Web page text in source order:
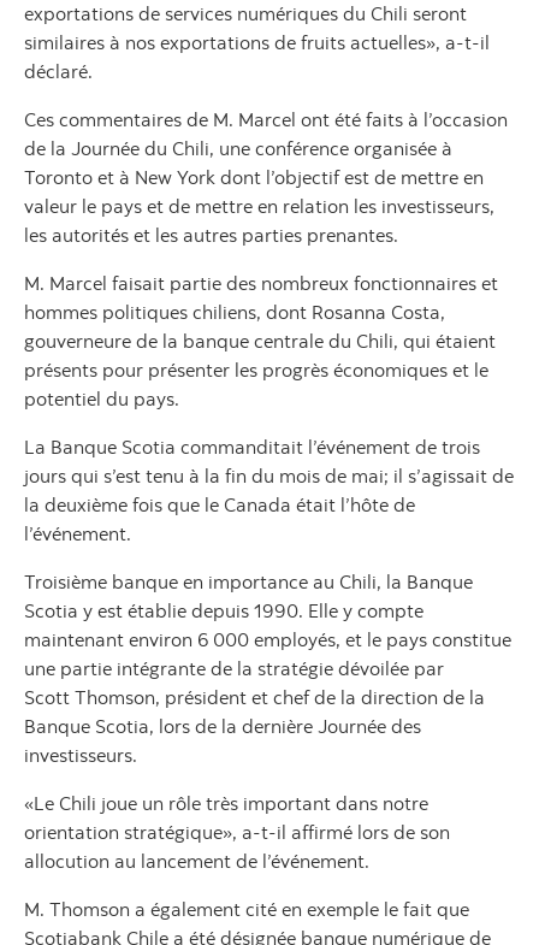
exportations de services numériques du Chili seront
similaires à nos exportations de fruits actuelles», a-t-il
déclaré.
Ces commentaires de M. Marcel ont été faits à l’occasion
de la Journée du Chili, une conférence organisée à
Toronto et à New York dont l’objectif est de mettre en
valeur le pays et de mettre en relation les investisseurs,
les autorités et les autres parties prenantes.
M. Marcel faisait partie des nombreux fonctionnaires et
hommes politiques chiliens, dont Rosanna Costa,
gouverneure de la banque centrale du Chili, qui étaient
présents pour présenter les progrès économiques et le
potentiel du pays.
La Banque Scotia commanditait l’événement de trois
jours qui s’est tenu à la fin du mois de mai; il s’agissait de
la deuxième fois que le Canada était l’hôte de
l’événement.
Troisième banque en importance au Chili, la Banque
Scotia y est établie depuis 1990. Elle y compte
maintenant environ 6 000 employés, et le pays constitue
une partie intégrante de la stratégie dévoilée par
Scott Thomson, président et chef de la direction de la
Banque Scotia, lors de la dernière Journée des
investisseurs.
«Le Chili joue un rôle très important dans notre
orientation stratégique», a-t-il affirmé lors de son
allocution au lancement de l’événement.
M. Thomson a également cité en exemple le fait que
Scotiabank Chile a été désignée banque numérique de